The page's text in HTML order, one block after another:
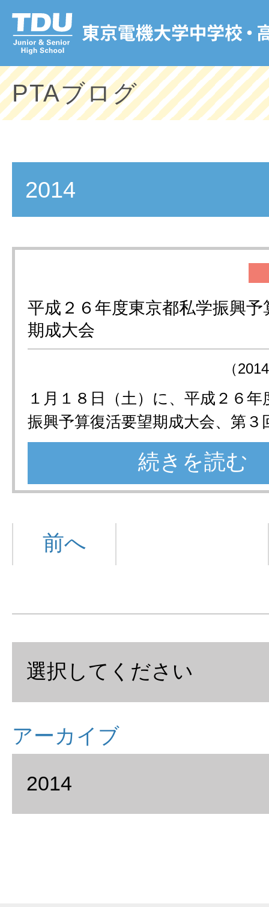
PTAブログ
2014
平成２６年度東京都私学振興予
期成大会
（
１月１８日（土）に、平成２６年
振興予算復活要望期成大会、第
続きを読む
前へ
アーカイブ